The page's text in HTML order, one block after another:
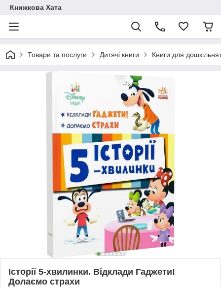
Книжкова Хата
Товари та послуги Дитячі книги Книги для
Історії 5-хвилинки. Відклади Гаджети!
Долаємо страхи